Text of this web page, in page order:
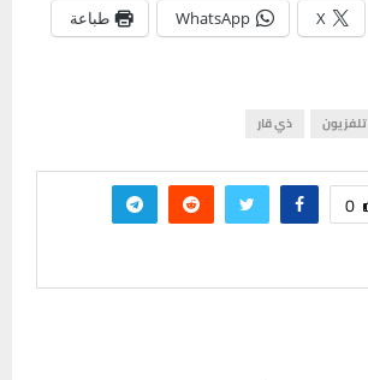
X
WhatsApp طباعة
تلفزيون ذي قار
0